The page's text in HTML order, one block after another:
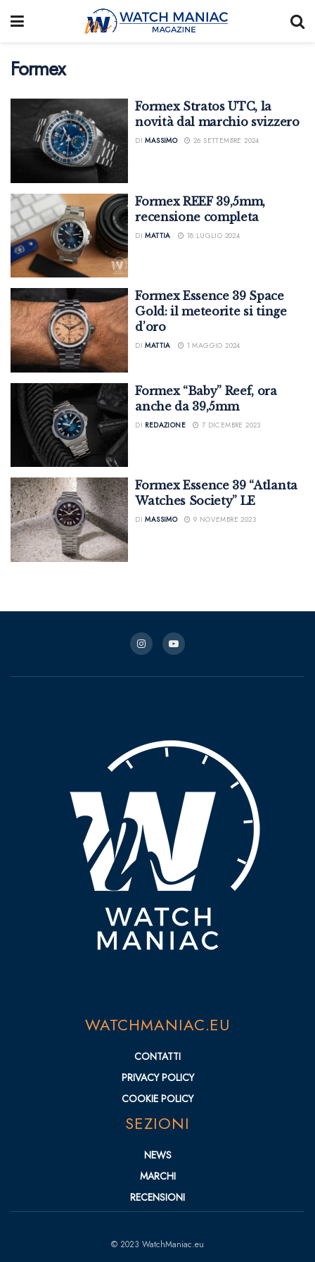
Formex
Formex Stratos UTC, la
novità dal marchio svizzero
DI MASSIMO 26 SETTEMBRE 2024
Formex REEF 39,5mm,
recensione completa
DI MATTIA 18 LUGLIO 2024
Formex Essence 39 Space
Gold: il meteorite si tinge
d’oro
DI MATTIA 1 MAGGIO 2024
Formex “Baby” Reef, ora
anche da 39,5mm
DI REDAZIONE 7 DICEMBRE 2023
Formex Essence 39 “Atlanta
Watches Society” LE
DI MASSIMO 9 NOVEMBRE 2023
WATCHMANIAC.EU
CONTATTI
PRIVACY POLICY
COOKIE POLICY
SEZIONI
NEWS
MARCHI
RECENSIONI
© 2023 WatchManiac.eu